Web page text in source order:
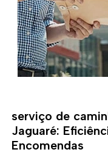
serviço de
Jaguaré:
Encomendas